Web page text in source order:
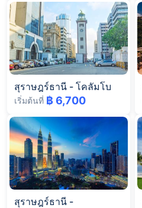
สุราษฎร์ธานี - โคลัมโบ
เริ่มต้นที่ ฿ 6,700
สุราษฎร์ธานี -